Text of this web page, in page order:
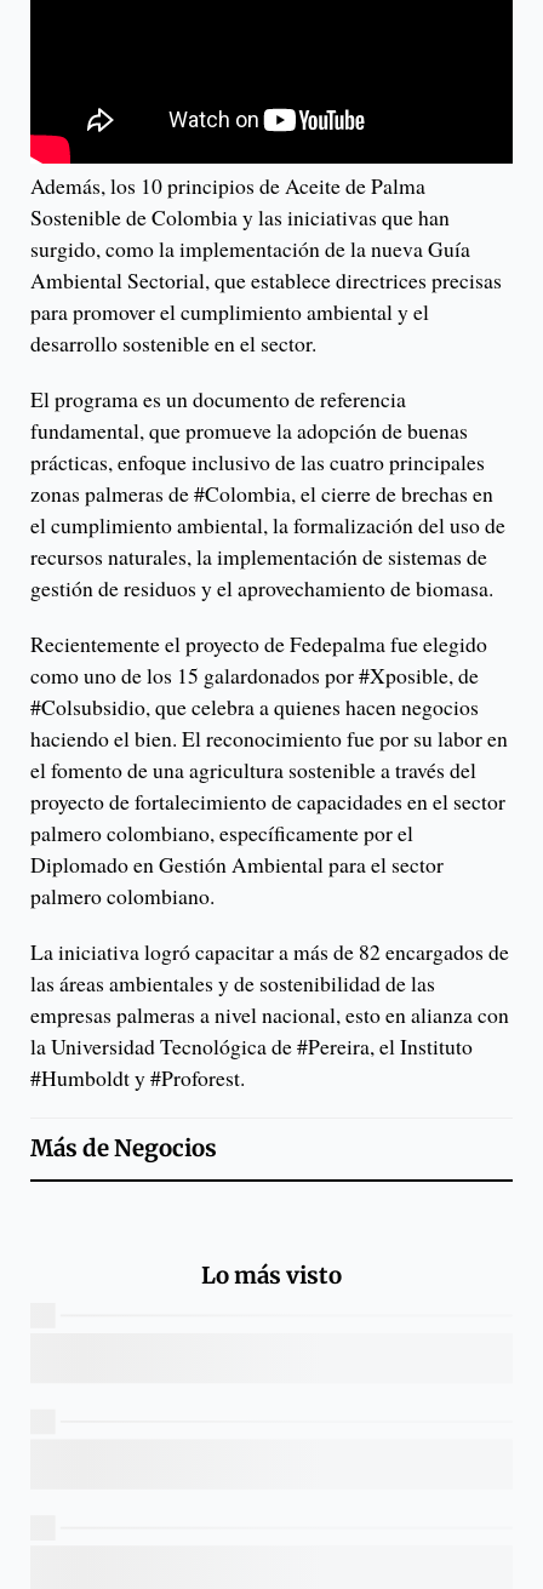
Además, los 10 principios de Aceite de Palma
Sostenible de Colombia y las iniciativas que han
surgido, como la implementación de la nueva Guía
Ambiental Sectorial, que establece directrices precisas
para promover el cumplimiento ambiental y el
desarrollo sostenible en el sector.
El programa es un documento de referencia
fundamental, que promueve la adopción de buenas
prácticas, enfoque inclusivo de las cuatro principales
zonas palmeras de #Colombia, el cierre de brechas en
el cumplimiento ambiental, la formalización del uso de
recursos naturales, la implementación de sistemas de
gestión de residuos y el aprovechamiento de biomasa.
Recientemente el proyecto de Fedepalma fue elegido
como uno de los 15 galardonados por #Xposible, de
#Colsubsidio, que celebra a quienes hacen negocios
haciendo el bien. El reconocimiento fue por su labor en
el fomento de una agricultura sostenible a través del
proyecto de fortalecimiento de capacidades en el sector
palmero colombiano, específicamente por el
Diplomado en Gestión Ambiental para el sector
palmero colombiano.
La iniciativa logró capacitar a más de 82 encargados de
las áreas ambientales y de sostenibilidad de las
empresas palmeras a nivel nacional, esto en alianza con
la Universidad Tecnológica de #Pereira, el Instituto
#Humboldt y #Proforest.
Más deNegocios
Lo más visto